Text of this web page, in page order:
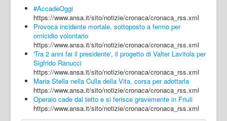
Napoli
Salerno
Login
#AccadeOggi
https://www.ansa.it/sito/notizie/cronaca/cronaca_rss.xml
Provoca incidente mortale, sottoposto a fermo per
omicidio volontario
https://www.ansa.it/sito/notizie/cronaca/cronaca_rss.xml
'Tra 2 anni fai il presidente', il progetto di Valter Lavitola per
Sigfrido Ranucci
https://www.ansa.it/sito/notizie/cronaca/cronaca_rss.xml
Maria Stella nella Culla della Vita, corsa per adottarla
https://www.ansa.it/sito/notizie/cronaca/cronaca_rss.xml
Operaio cade dal tetto e si ferisce gravemente in Friuli
https://www.ansa.it/sito/notizie/cronaca/cronaca_rss.xml